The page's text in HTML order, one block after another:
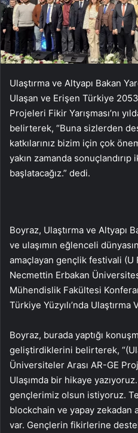
Ulaştırma ve Altyapı Bakan
Ulaşan ve Erişen Türkiye
Projeleri Fikir Yarışması’nı
belirterek, “Buna sizlerden
katkılarınız bizim için çok
yakın zamanda
başlatacağız.” dedi.
Boyraz, Ulaştırma ve Altyapı
ve ulaşımın eğlenceli
amaçlayan gençlik festivali (U
Necmettin Erbakan
Mühendislik Fakültesi
Türkiye Yüzyılı’nda Ulaştırma
Boyraz, burada yaptığı
geliştirdiklerini belirterek,
Üniversiteler Arası AR-GE
Ulaşımda bir hikaye
gençlerimiz olsun istiyoruz.
blockchain ve yapay zekadan
var. Gençlerin fikirlerine